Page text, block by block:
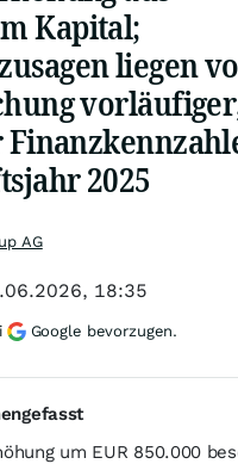
Kapital;
liegen
2025
um EUR 850.000
AG
18:35
Google bevorzugen.